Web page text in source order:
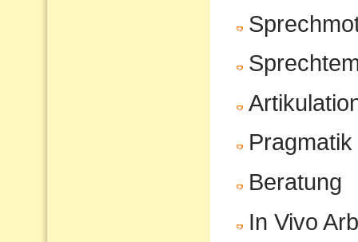
Pragmatik
Beratung
In Vivo